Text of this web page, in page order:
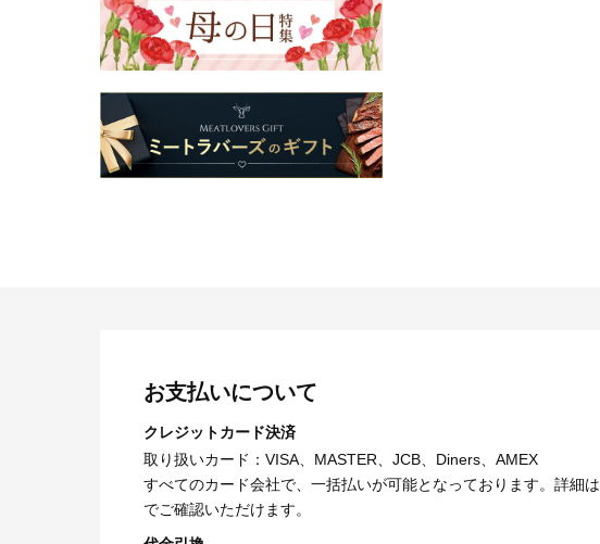
お支払いについて
クレジットカード決済
取り扱いカード：VISA、MASTER、JCB、Diners、AMEX
すべてのカード会社で、一括払いが可能となっております。詳細は
でご確認いただけます。